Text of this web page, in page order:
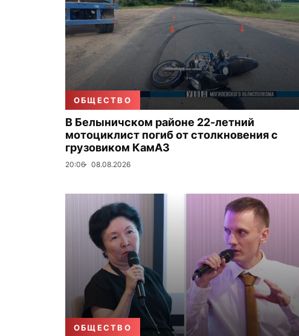
ОБЩЕСТВО
В Белыничском районе 22-летний
мотоциклист погиб от столкновения с
грузовиком КамАЗ
20:06 08.08.2026
ОБЩЕСТВО